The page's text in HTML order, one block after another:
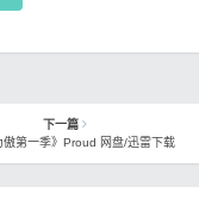
下一篇
傲第一季》Proud 网盘/迅雷下载